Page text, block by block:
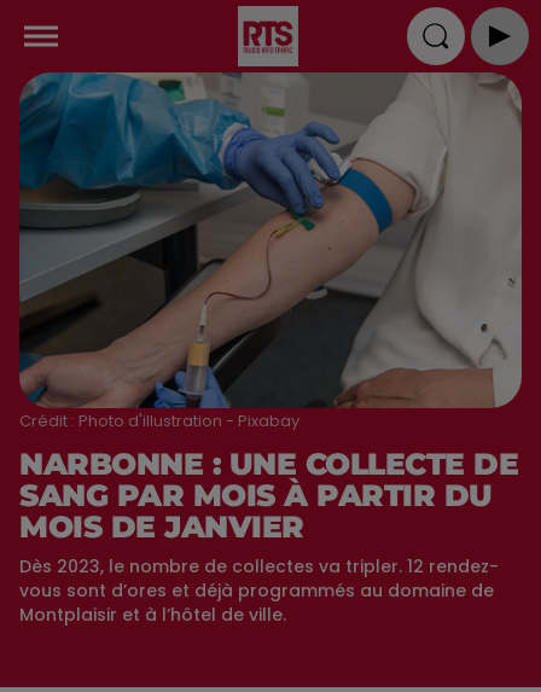
Crédit : Photo d'illustration - Pixabay
NARBONNE : UNE COLLECTE DE
SANG PAR MOIS À PARTIR DU
MOIS DE JANVIER
Dès 2023, le nombre de collectes va tripler. 12 rendez-
vous sont d’ores et déjà programmés au domaine de
Montplaisir et à l’hôtel de ville.